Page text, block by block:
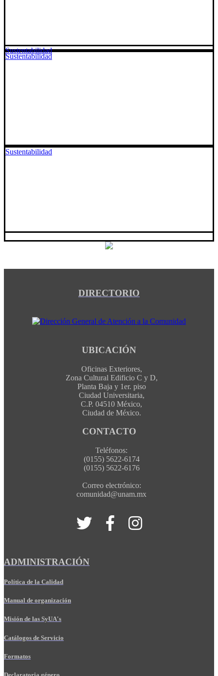
Sustentabilidad
Sustentabilidad
Sustentabilidad
DIRECTORIO
UBICACIÓN
Oficinas Exteriores,
Zona Cultural Edificio C y D,
Planta Baja y 1er. piso
Ciudad Universitaria,
C.P. 04510 México,
Ciudad de México.
CONTACTO
Teléfonos:
(0155) 5622-6174
(0155) 5622-6176
Correo electrónico:
comunidad@unam.mx
ADMINISTRACIÓN
Política de la Calidad
Manual de organización
Misión de las SyUA's
Catálogos de Servicio
Formatos